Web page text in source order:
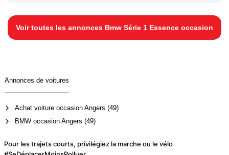
Voir toutes les annonces Bmw Série 1 Essence occasion
Annonces de voitures
Achat voiture occasion Angers (49)
BMW occasion Angers (49)
Pour les trajets courts, privilégiez la marche ou le vélo